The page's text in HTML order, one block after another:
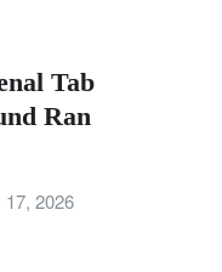
Tab
Ran
17, 2026